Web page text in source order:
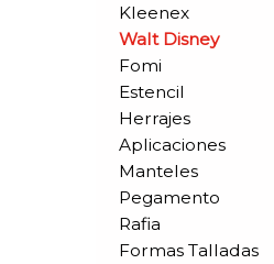
Kleenex
Walt Disney
Fomi
Estencil
Herrajes
Aplicaciones
Manteles
Pegamento
Rafia
Formas Talladas